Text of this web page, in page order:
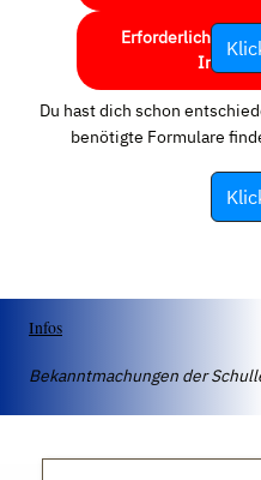
Erforderlichen
Inhalte
Du hast dich schon
benötigte Formulare
Infos
Bekanntmachungen der